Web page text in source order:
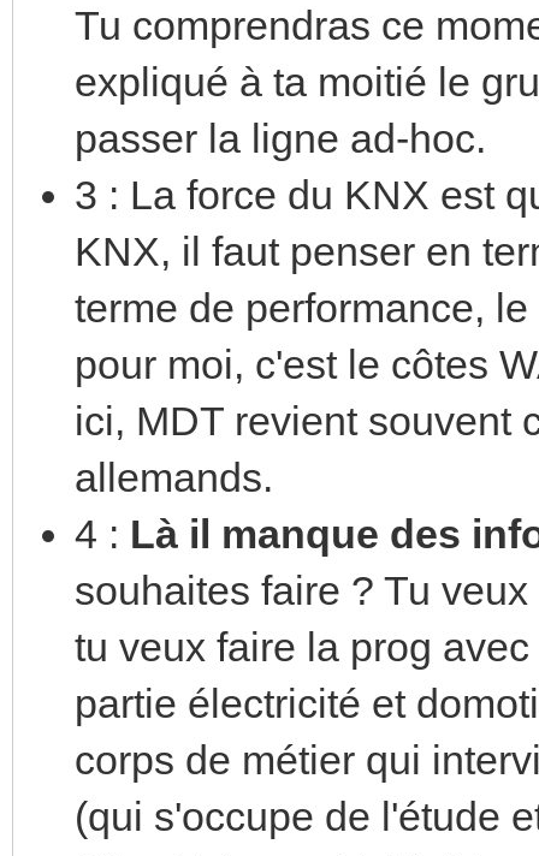
Tu comprendras ce
expliqué à ta moitié le
passer la ligne ad-hoc.
3 : La force du KNX est
KNX, il faut penser en
terme de performance,
pour moi, c'est le côtes
ici, MDT revient souvent
allemands.
4 : Là il manque des
souhaites faire ? Tu
tu veux faire la prog
partie électricité et
corps de métier qui
(qui s'occupe de l'étude